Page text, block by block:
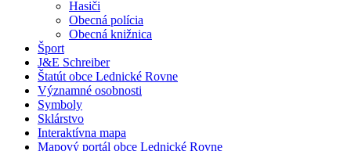
Hasiči
Obecná polícia
Obecná knižnica
Šport
J&E Schreiber
Štatút obce Lednické Rovne
Významné osobnosti
Symboly
Sklárstvo
Interaktívna mapa
Mapový portál obce Lednické Rovne